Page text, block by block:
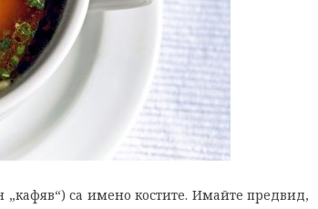
„кафяв“) са имено костите. Имайте предвид,